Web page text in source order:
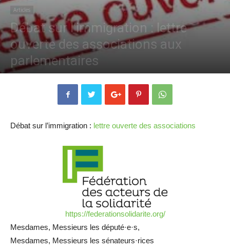
Articles
Débat sur l’immigration : lettre
ouverte des associations aux
parlementaires
Débat sur l’immigration : lettre ouverte des associations
https://federationsolidarite.org/
Mesdames, Messieurs les député·e·s,
Mesdames, Messieurs les sénateurs·rices